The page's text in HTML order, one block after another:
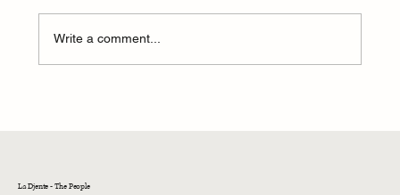
Kaminando i Avlando
Write a comment...
La Djente - The People